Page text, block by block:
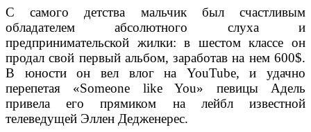
С самого детства мальчик был счастливым
обладателем абсолютного слуха и
предпринимательской жилки: в шестом классе он
продал свой первый альбом, заработав на нем 600$.
В юности он вел влог на YouTube, и удачно
перепетая «Someone like You» певицы Адель
привела его прямиком на лейбл известной
телеведущей Эллен Дедженерес.